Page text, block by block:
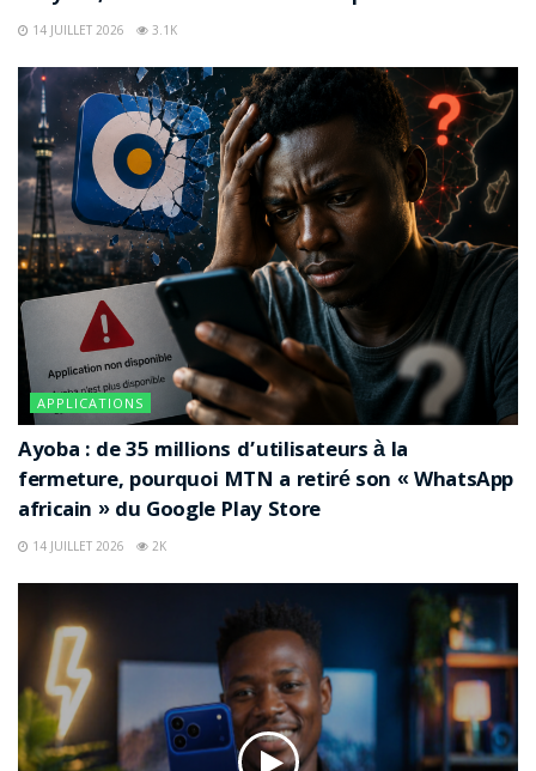
14 JUILLET 2026 3.1K
APPLICATIONS
Ayoba : de 35 millions d’utilisateurs à la
fermeture, pourquoi MTN a retiré son « WhatsApp
africain » du Google Play Store
14 JUILLET 2026 2K